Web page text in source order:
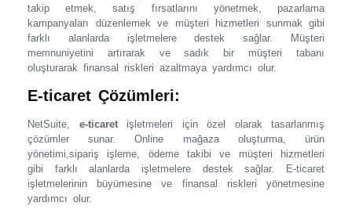
takip etmek, satış fırsatlarını yönetmek, pazarlama
kampanyaları düzenlemek ve müşteri hizmetleri sunmak gibi
farklı alanlarda işletmelere destek sağlar. Müşteri
memnuniyetini artırarak ve sadık bir müşteri tabanı
oluşturarak finansal riskleri azaltmaya yardımcı olur.
E-ticaret Çözümleri:
NetSuite, e-ticaret işletmeleri için özel olarak tasarlanmış
çözümler sunar. Online mağaza oluşturma, ürün
yönetimi,sipariş işleme, ödeme takibi ve müşteri hizmetleri
gibi farklı alanlarda işletmelere destek sağlar. E-ticaret
işletmelerinin büyümesine ve finansal riskleri yönetmesine
yardımcı olur.